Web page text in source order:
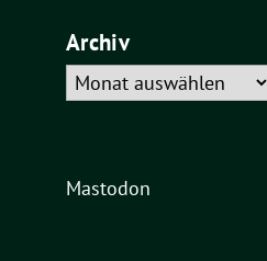
Archiv
Archiv
Mastodon